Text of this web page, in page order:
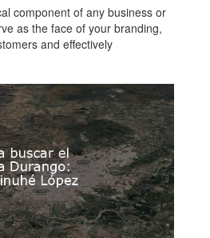
component of any business or
as the face of your branding,
and effectively